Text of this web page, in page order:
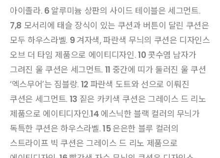
아이졸라. 6 알루미늄 상판의 사이드 테이블은 세그먼트.
7,8 모서리에 태슬 장식이 있는 쿠션과 버튼이 달린 쿠션은
모두 하우스라벨. 9 겨자색, 파란색 무늬의 쿠션은 디자인스
오브 더 타임 제품으로 에이티디자인.10 콧수염 남자가
그려진 울 쿠션은 세그먼트. 11 중간에 띠가 둘러진 울 쿠션
‘엑스무어’는 짐블랑. 12 파란색 도트와 선으로 이뤄진
쿠션은 세그먼트. 13 짙은 카키색 쿠션은 그레이스 드 리노
제품으로 에이티디자인.14 에스닉한 블랙 컬러의 무늬가
독특한 쿠션은 하우스라벨.15은은한 블루 컬러의
스트라이프 빅 쿠션은 그레이스 드 리노 제품으로